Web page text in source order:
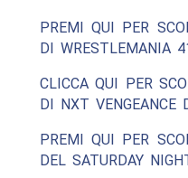
PREMI QUI PER
DI WRESTLEMANIA
CLICCA QUI PER
DI NXT VENGEANCE
PREMI QUI PER
DEL SATURDAY